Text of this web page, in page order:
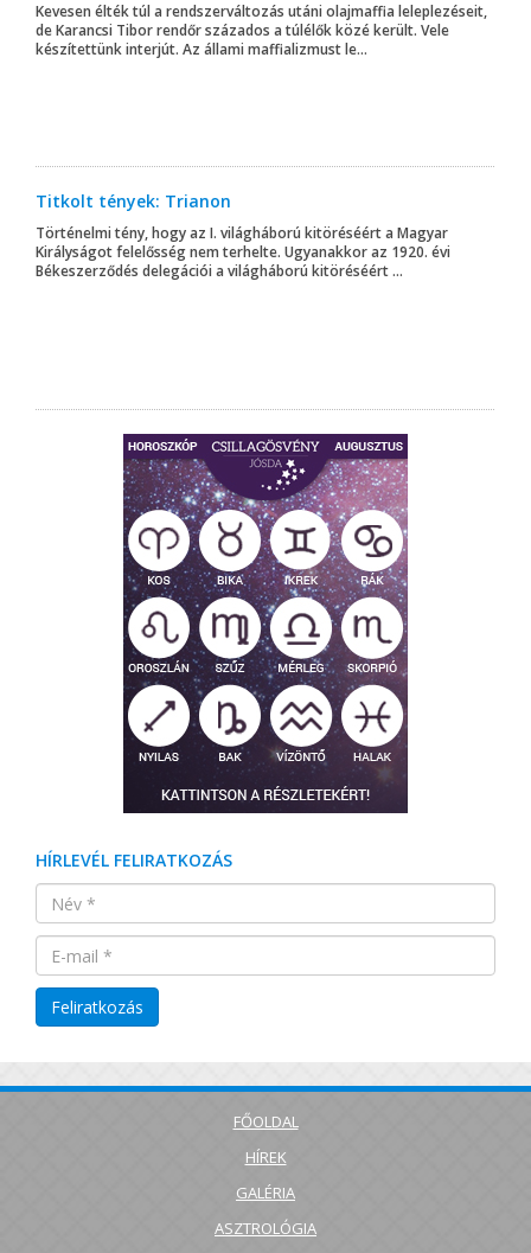
Kevesen élték túl a rendszerváltozás utáni olajmaffia leleplezéseit,
de Karancsi Tibor rendőr százados a túlélők közé került. Vele
készítettünk interjút. Az állami maffializmust le...
Titkolt tények: Trianon
Történelmi tény, hogy az I. világháború kitöréséért a Magyar
Királyságot felelősség nem terhelte. Ugyanakkor az 1920. évi
Békeszerződés delegációi a világháború kitöréséért ...
HÍRLEVÉL FELIRATKOZÁS
FŐOLDAL
HÍREK
GALÉRIA
ASZTROLÓGIA